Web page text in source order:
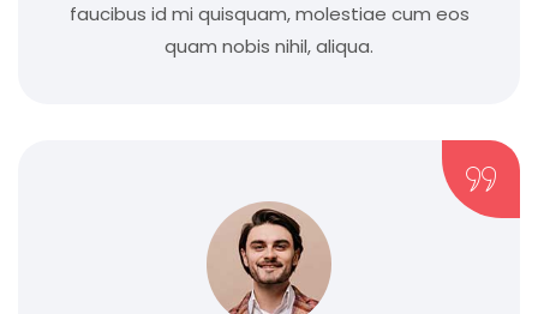
faucibus id mi quisquam, molestiae cum eos
quam nobis nihil, aliqua.